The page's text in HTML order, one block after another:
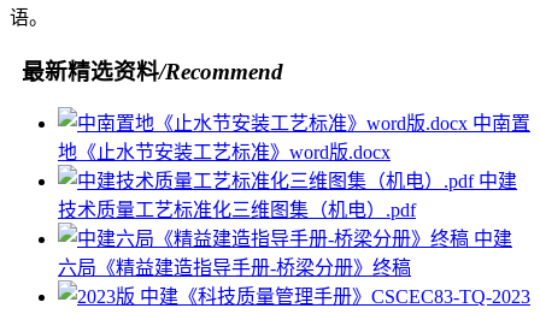
语。
最新精选资料/Recommend
中南置
地《止水节安装工艺标准》word版.docx
中建
技术质量工艺标准化三维图集（机电）.pdf
中建
六局《精益建造指导手册-桥梁分册》终稿